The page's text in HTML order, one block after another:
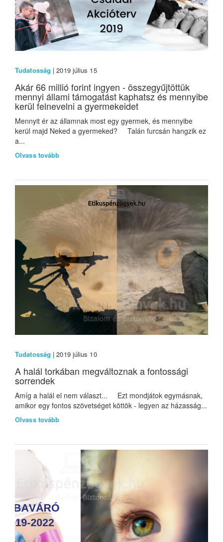
Tudatosság | 2019 július 15
Akár 66 millió forint ingyen - összegyűjtöttük
mennyi állami támogatást kaphatsz és mennyibe
kerül felnevelni a gyermekeidet
Mennyit ér az államnak most egy gyermek, és mennyibe
kerül majd Neked a gyermeked? Talán furcsán hangzik ez
a...
Olvass tovább
Tudatosság | 2019 július 10
A halál torkában megváltoznak a fontossági
sorrendek
Amíg a halál el nem választ... Ezt mondjátok egymásnak,
amikor egy fontos szövetséget köttök - legyen az házasság...
Olvass tovább